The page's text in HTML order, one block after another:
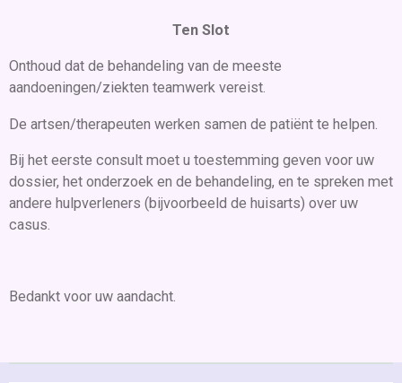
Ten Slot
Onthoud dat de behandeling van de meeste
aandoeningen/ziekten teamwerk vereist.
De artsen/therapeuten werken samen de patiënt te helpen.
Bij het eerste consult moet u toestemming geven voor uw
dossier, het onderzoek en de behandeling, en te spreken met
andere hulpverleners (bijvoorbeeld de huisarts) over uw
casus.
Bedankt voor uw aandacht.